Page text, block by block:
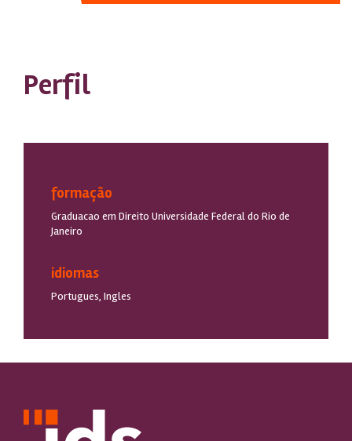
Perfil
formação
Graduacao em Direito Universidade Federal do Rio de
Janeiro
idiomas
Portugues, Ingles